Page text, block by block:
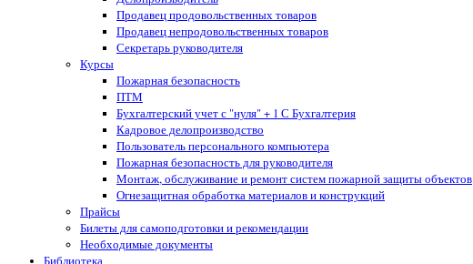
Продавец продовольственных товаров
Продавец непродовольственных товаров
Секретарь руководителя
Курсы
Пожарная безопасность
ПТМ
Бухгалтерский учет с "нуля" + 1 С Бухгалтерия
Кадровое делопроизводство
Пользователь персонального компьютера
Пожарная безопасность для руководителя
Монтаж, обслуживание и ремонт систем пожарной защиты объектов
Огнезащитная обработка материалов и конструкций
Прайсы
Билеты для самоподготовки и рекомендации
Необходимые документы
Библиотека